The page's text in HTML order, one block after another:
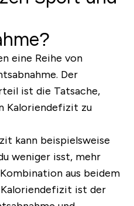
eine Reihe von
Der
ist die Tatsache,
Kaloriendefizit zu
kann beispielsweise
weniger isst, mehr
aus beidem
ist der